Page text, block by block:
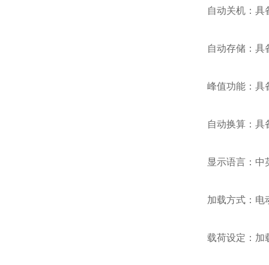
自动关机：具
自动存储：具
峰值功能：具
自动换算：具
显示语言：中
加载方式：电
载荷设定：加